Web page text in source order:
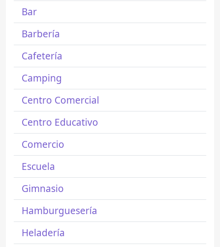
Bar
Barbería
Cafetería
Camping
Centro Comercial
Centro Educativo
Comercio
Escuela
Gimnasio
Hamburguesería
Heladería